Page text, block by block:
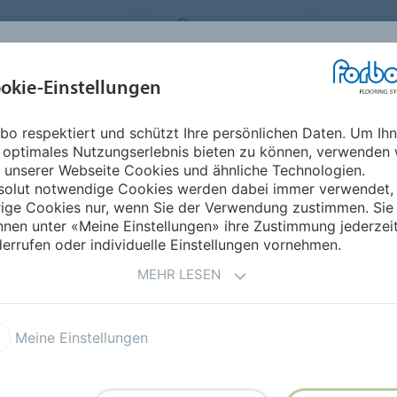
SYSTEMS SWITZERLAND
EINSATZBEREICHE NACHHALTIGKEIT
Zeven
ZURÜCK ZUR
Oberschule Zeven
Einstellungen
respektiert und schützt Ihre persönlichen Daten. Um
Nutzungserlebnis bieten zu können, verwenden
unserer Webseite Cookies und ähnliche Technologien.
notwendige Cookies werden dabei immer verwendet,
Cookies nur, wenn Sie der Verwendung zustimmen. Sie
unter «Meine Einstellungen» ihre Zustimmung
oder individuelle Einstellungen vornehmen.
MEHR LESEN
Meine Einstellungen